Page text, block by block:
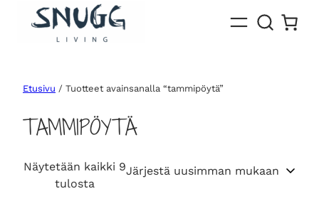
Etusivu / Tuotteet avainsanalla “tammipöytä”
TAMMIPÖYTÄ
Näytetään kaikki 9
tulostaS